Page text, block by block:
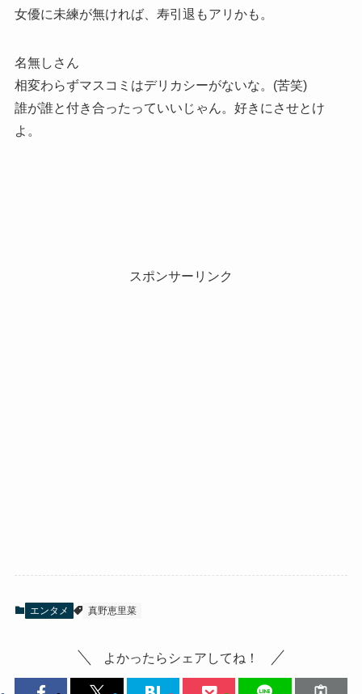
女優に未練が無ければ、寿引退もアリかも。
名無しさん
相変わらずマスコミはデリカシーがないな。(苦笑)
誰が誰と付き合ったっていいじゃん。好きにさせとけ
よ。
スポンサーリンク
エンタメ 真野恵里菜
よかったらシェアしてね！